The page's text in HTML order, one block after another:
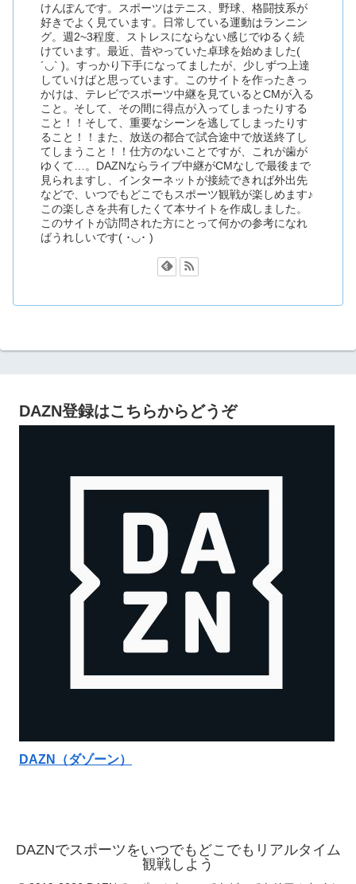
けんぽんです。スポーツはテニス、野球、格闘技系が
好きでよく見ています。日常している運動はランニン
グ。週2~3程度、ストレスにならない感じでゆるく続
けています。最近、昔やっていた卓球を始めました(
´◡` )。すっかり下手になってましたが、少しずつ上達
していけばと思っています。このサイトを作ったきっ
かけは、テレビでスポーツ中継を見ているとCMが入る
こと。そして、その間に得点が入ってしまったりする
こと！！そして、重要なシーンを逃してしまったりす
ること！！また、放送の都合で試合途中で放送終了し
てしまうこと！！仕方のないことですが、これが歯が
ゆくて…。DAZNならライブ中継がCMなしで最後まで
見られますし、インターネットが接続できれば外出先
などで、いつでもどこでもスポーツ観戦が楽しめます♪
この楽しさを共有したくて本サイトを作成しました。
このサイトが訪問された方にとって何かの参考になれ
ばうれしいです( ･◡･ )
DAZN登録はこちらからどうぞ
DAZN（ダゾーン）
DAZNでスポーツをいつでもどこでもリアルタイム
観戦しよう